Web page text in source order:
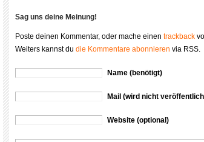
Sag uns deine Meinung!
Poste deinen Kommentar, oder mache einen trackback
Weiters kannst du die Kommentare abonnieren via RSS.
Name (benötigt)
Mail (wird nicht
Website (optional)